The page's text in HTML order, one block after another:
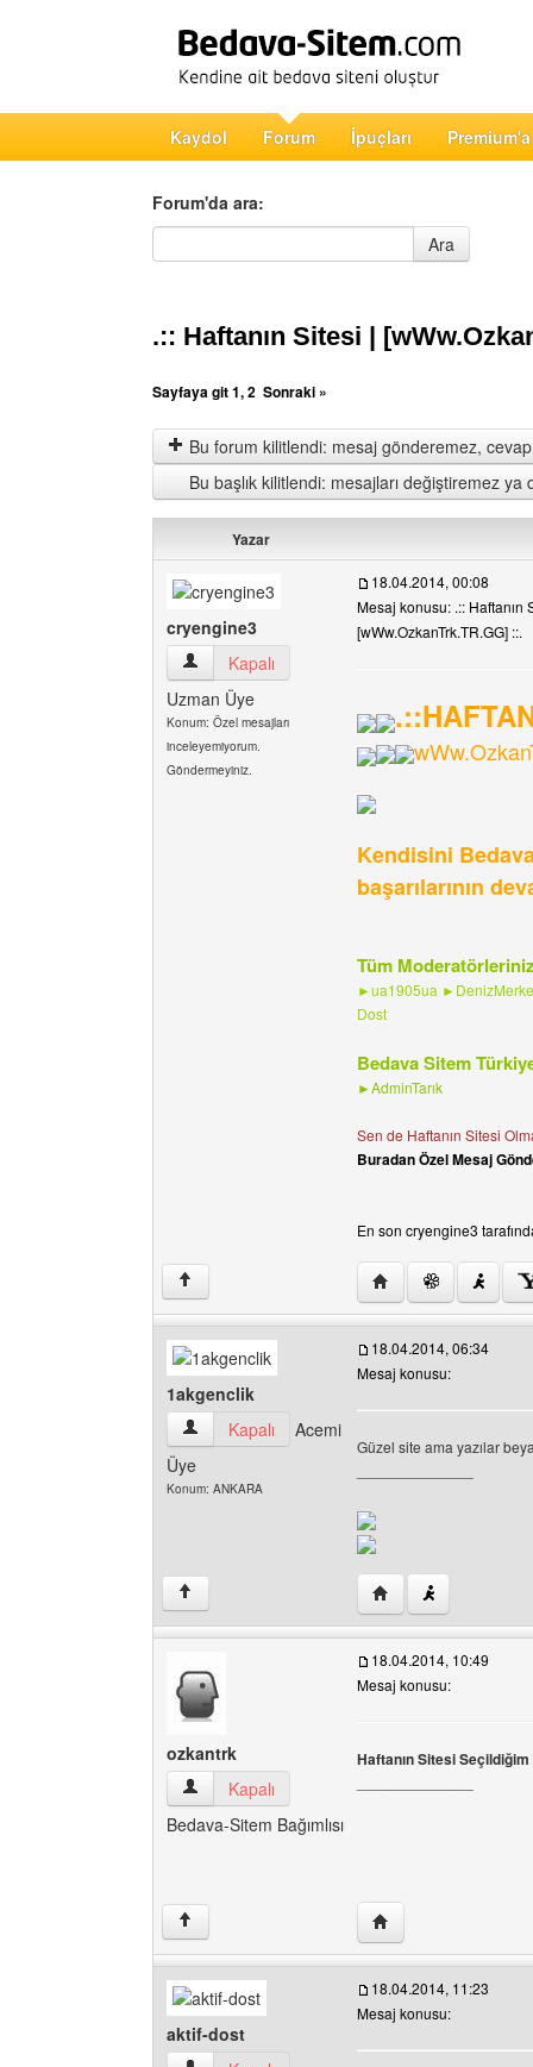
Kaydol Forum İpuçları
Forum'da ara:
Forum'da ara
Ara
.:: Haftanın Sitesi |
Sayfaya git1,2 Sonraki »
Bu forum kilitlendi: mesaj gönderemez,
Bu başlık kilitlendi: mesajları değiştiremez ya
Yazar
cryengine3
cryengine3 Kullanıcının profilini görüntüle
Kapalı
Uzman Üye
Konum: Özel mesajları
inceleyemiyorum.
Göndermeyiniz.
18.04.2014, 00:08
Mesaj konusu: .:: Haftanın
[wWw.OzkanTrk.TR.GG] ::.
Kendisini
başarılarının
Tüm
►ua1905ua
Dost
Bedava Sitem
►AdminTarık
Sen de Haftanın Sitesi
Buradan Özel Mesaj
En son cryengine3
↑ Yazarın web sitesini
1akgenclik
1akgenclik Kullanıcının profilini görüntüle
Kapalı
Acemi
Üye
Konum: ANKARA
18.04.2014, 06:34
Mesaj konusu:
Güzel site ama yazılar
↑ Yazarın web sitesini
ozkantrk
ozkantrk Kullanıcının profilini görüntüle
Kapalı
Bedava-Sitem Bağımlısı
18.04.2014, 10:49
Mesaj konusu:
Haftanın Sitesi
↑ Yazarın web sitesini
aktif-dost
18.04.2014, 11:23
Mesaj konusu: